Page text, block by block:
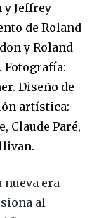
y Jeffrey
de Roland
y Roland
Fotografía:
Diseño de
artística:
Claude Paré,
nueva era
al